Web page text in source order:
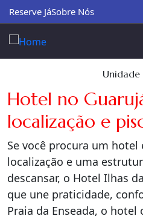
Reserve JáSobre Nós
Unidade
Hotel no
localização e
Se você procura um hotel
localização e uma
descansar, o Hotel Ilhas
que une praticidade,
Praia da Enseada, o hotel